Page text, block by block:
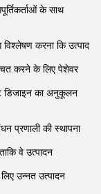
के साथ
करना कि उत्पाद
करने के लिए पेशेवर
डिजाइन का अनुकूलन
प्रणाली की स्थापना
वे उत्पादन
उन्नत उत्पादन